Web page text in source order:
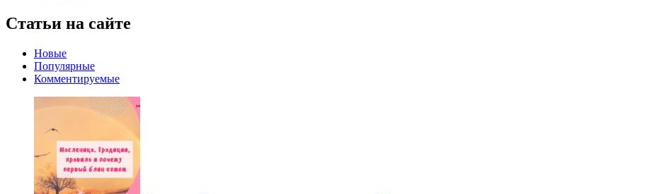
Статьи на сайте
Новые
Популярные
Комментируемые